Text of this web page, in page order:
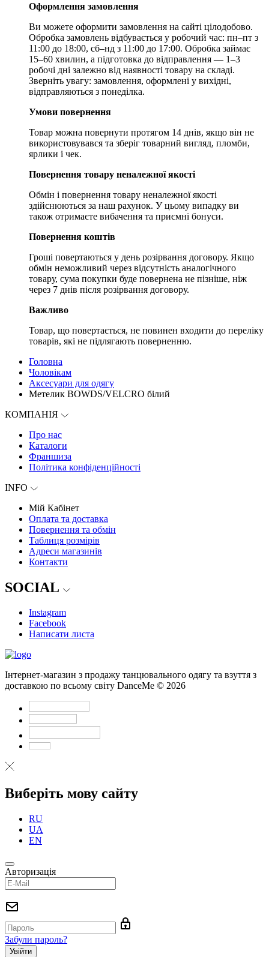
Оформлення замовлення
Ви можете оформити замовлення на сайті цілодобово.
Обробка замовлень відбувається у робочий час: пн–пт з
11:00 до 18:00, сб–нд з 11:00 до 17:00. Обробка займає
15–60 хвилин, а підготовка до відправлення — 1–3
робочі дні залежно від наявності товару на складі.
Зверніть увагу: замовлення, оформлені у вихідні,
відправляються з понеділка.
Умови повернення
Товар можна повернути протягом 14 днів, якщо він не
використовувався та зберіг товарний вигляд, пломби,
ярлики і чек.
Повернення товару неналежної якості
Обмін і повернення товару неналежної якості
здійснюються за наш рахунок. У цьому випадку ви
також отримаєте вибачення та приємні бонуси.
Повернення коштів
Гроші повертаються у день розірвання договору. Якщо
обмін неможливий через відсутність аналогічного
товару, сума покупки буде повернена не пізніше, ніж
через 7 днів після розірвання договору.
Важливо
Товар, що повертається, не повинен входити до переліку
товарів, які не підлягають поверненню.
Головна
Чоловікам
Aксесуари для одягу
Метелик BOWDS/VELCRO білий
КОМПАНІЯ
Про нас
Каталоги
Франшиза
Політика конфіденційності
INFO
Мій Кабінет
Оплата та доставка
Повернення та обмін
Таблиця розмірів
Адреси магазинів
Контакти
SOCIAL
Instagram
Facebook
Написати листа
Інтернет-магазин з продажу танцювального одягу та взуття з
доставкою по всьому світу DanceMe © 2026
Виберіть мову сайту
RU
UA
EN
Авторизація
Забули пароль?